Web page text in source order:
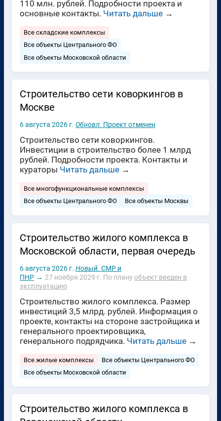
110 млн. рублей. Подробности проекта и
основные контакты. Читать дальше →
Все складские комплексы
Все объекты Центрального ФО
Все объекты Московской области
Строительство сети коворкингов в
Москве
6 августа 2026 г. Обновл. Проект отменен
Строительство сети коворкингов.
Инвестиции в строительство более 1 млрд
рублей. Подробности проекта. Контакты и
кураторы Читать дальше →
Все многофункциональные комплексы
Все объекты Центрального ФО
Все объекты Москвы
Строительство жилого комплекса в
Московской области, первая очередь
6 августа 2026 г. Новый. СМР и
ПНР → 27 ноября 2029 г. По плануобъект введен в
эксплуатацию
Строительство жилого комплекса. Размер
инвестиций 3,5 млрд. рублей. Информация о
проекте, контакты на стороне застройщика и
генерального проектировщика,
генерального подрядчика. Читать дальше →
Все жилые комплексы
Все объекты Центрального ФО
Все объекты Московской области
Строительство жилого комплекса в